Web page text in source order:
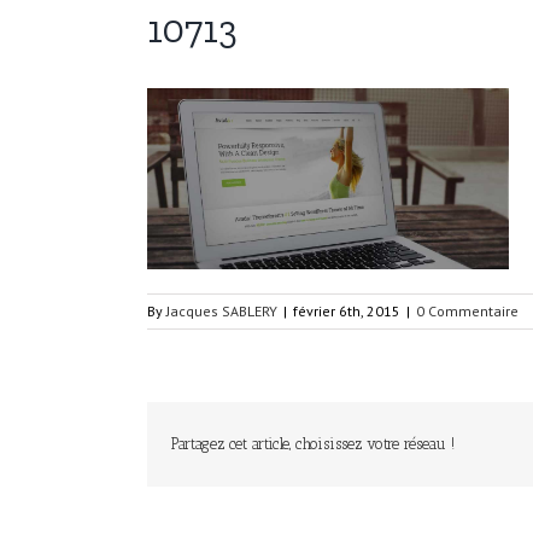
10713
ByJacques SABLERY | février 6th, 2015 | 0 Commentaire
Partagez cet article, choisissez votre réseau !